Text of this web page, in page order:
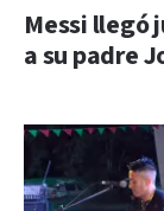
Messi llegó
a su padre